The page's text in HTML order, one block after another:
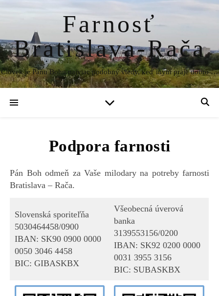
Farnosť
Bratislava-Rača
Človek je Pánu Bohu najviac podobný vtedy, keď iným praje dobro …
Podpora farnosti
Pán Boh odmeň za Vaše milodary na potreby farnosti
Bratislava – Rača.
Slovenská sporiteľňa
5030464458/0900
IBAN: SK90 0900 0000
0050 3046 4458
BIC: GIBASKBX
Všeobecná úverová
banka
3139553156/0200
IBAN: SK92 0200 0000
0031 3955 3156
BIC: SUBASKBX